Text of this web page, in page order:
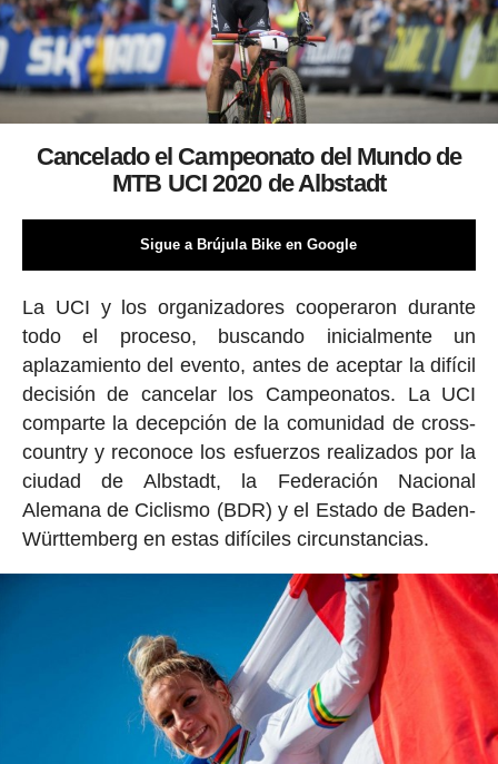
Cancelado el Campeonato del Mundo de
MTB UCI 2020 de Albstadt
Sigue a Brújula Bike en Google
La UCI y los organizadores cooperaron durante
todo el proceso, buscando inicialmente un
aplazamiento del evento, antes de aceptar la difícil
decisión de cancelar los Campeonatos. La UCI
comparte la decepción de la comunidad de cross-
country y reconoce los esfuerzos realizados por la
ciudad de Albstadt, la Federación Nacional
Alemana de Ciclismo (BDR) y el Estado de Baden-
Württemberg en estas difíciles circunstancias.